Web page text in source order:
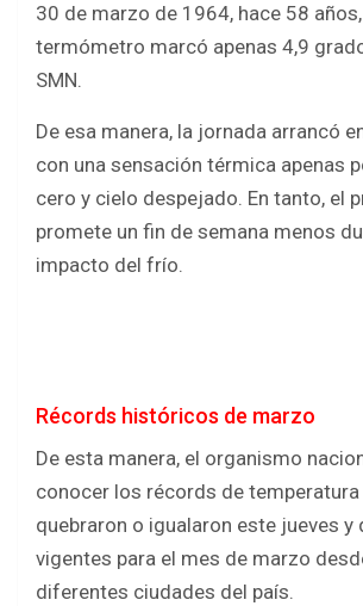
30 de marzo de 1964, hace 58
termómetro marcó apenas 4,9
SMN.
De esa manera, la jornada arrancó
con una sensación térmica apenas
cero y cielo despejado. En tanto, el
promete un fin de semana menos
impacto del frío.
Récords históricos de marzo
De esta manera, el organismo
conocer los récords de
quebraron o igualaron este jueves y
vigentes para el mes de marzo
diferentes ciudades del país.